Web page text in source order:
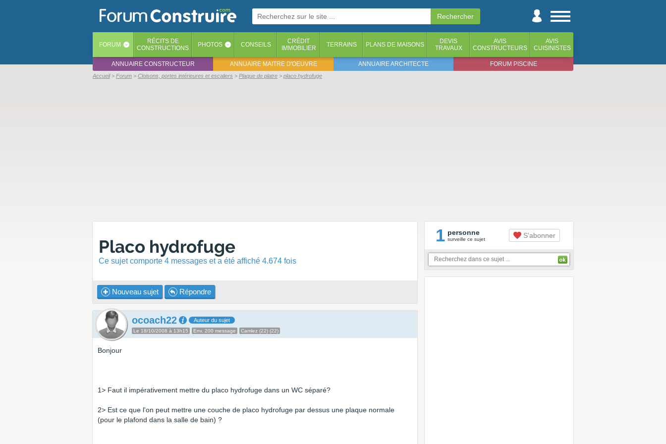
FORUM ‹ RÉCITS DE
CONSTRUCTIONS
PHOTOS ‹ CONSEILS
CRÉDIT
IMMOBILIER
TERRAINS PLANS DE MAISONS
DEVIS
TRAVAUX
AVIS
CONSTRUCTEURS
AVIS
CUISINISTES
ANNUAIRE CONSTRUCTEUR ANNUAIRE MAITRE D'OEUVRE ANNUAIRE ARCHITECTE FORUM PISCINE
Accueil Forum Cloisons, portes intérieures et escaliers Plaque de platre placo hydrofuge
Placo hydrofuge
Ce sujet comporte 4 messages et a été affiché 4.674 fois
Nouveau sujet Répondre
ocoach22 Auteur du sujet
Le 18/10/2008 à 13h15 Env. 200 message Camlez (22) (22)
Bonjour
1> Faut il impérativement mettre du placo hydrofuge dans un WC séparé?
2> Est ce que l'on peut mettre une couche de placo hydrofuge par dessus une plaque normale
(pour le plafond dans la salle de bain) ?
1 personne
surveille ce sujet S'abonner